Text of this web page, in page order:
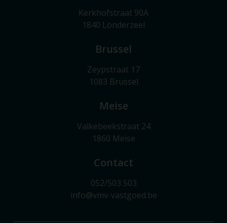
Kerkhofstraat 90A
1840 Londerzeel
Brussel
Zeypstraat 17
1083 Brussel
Meise
Valkebeekstraat 24
1860 Meise
Contact
052/503 503
info@vmv-vastgoed.be